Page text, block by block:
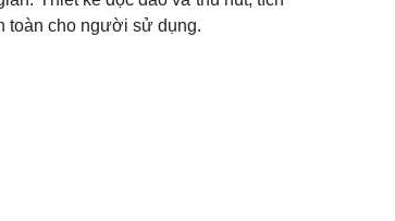
toàn cho người sử dụng.